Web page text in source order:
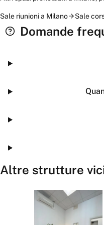
Sale riunionia Milano Sale
Domande
Altre strutture